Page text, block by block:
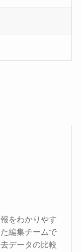
をわかりやす
編集チームで
データの比較